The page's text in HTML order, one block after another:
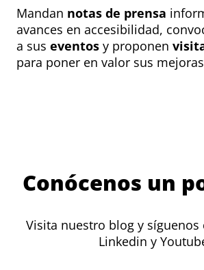
Mandan notas de prensa
avances en accesibilidad,
a sus eventos y proponen
para poner en valor sus
Conócenos un
Visita nuestro blog y síguenos
Linkedin y